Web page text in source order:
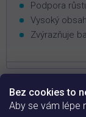
Bez cookies to
Aby se vám lépe
Podpora
Vysoký
Zvýrazňuje